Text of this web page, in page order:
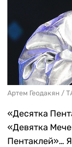
Артем Геодакян /
«Десятка
«Девятка
Пентаклей»…